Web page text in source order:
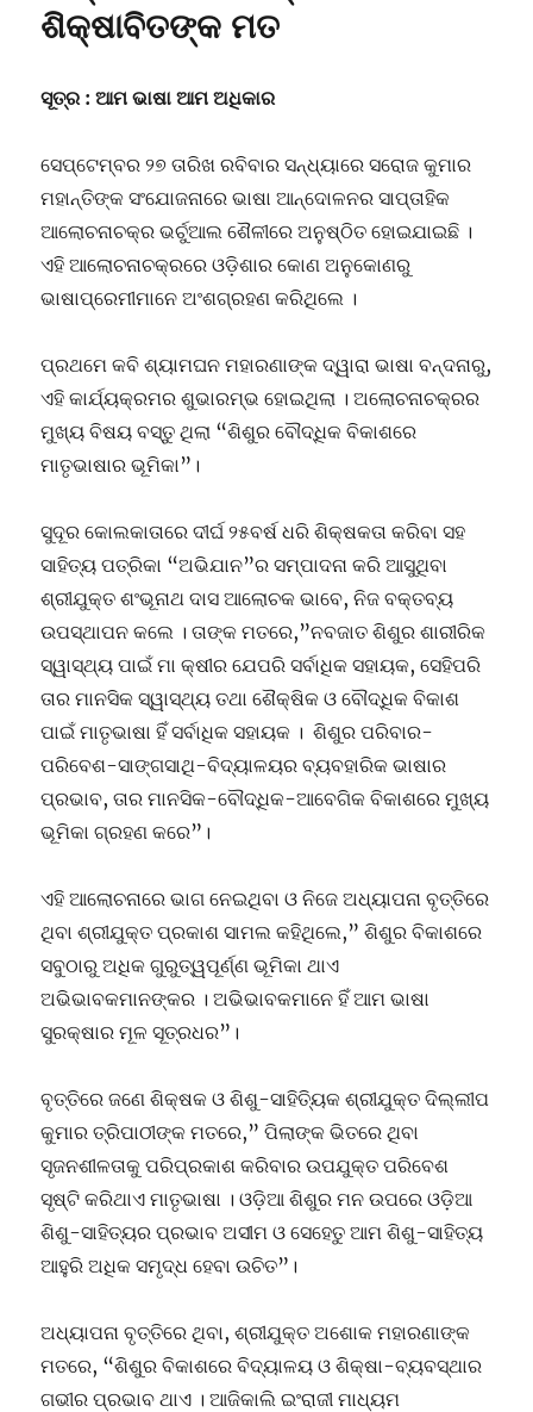
ଶିକ୍ଷାବିତଙ୍କ ମତ
ସୂତ୍ର : ଆମ ଭାଷା ଆମ ଅଧିକାର
ସେପ୍ଟେମ୍ବର ୨୭ ତାରିଖ ରବିବାର ସନ୍ଧ୍ୟାରେ ସରୋଜ କୁମାର
ମହାନ୍ତିଙ୍କ ସଂଯୋଜନାରେ ଭାଷା ଆନ୍ଦୋଳନର ସାପ୍ତାହିକ
ଆଲୋଚନାଚକ୍ର ଭର୍ଚୁଆଲ ଶୈଳୀରେ ଅନୁଷ୍ଠିତ ହୋଇଯାଇଛି ।
ଏହି ଆଲୋଚନାଚକ୍ରରେ ଓଡ଼ିଶାର କୋଣ ଅନୁକୋଣରୁ
ଭାଷାପ୍ରେମୀମାନେ ଅଂଶଗ୍ରହଣ କରିଥିଲେ ।
ପ୍ରଥମେ କବି ଶ୍ୟାମଘନ ମହାରଣାଙ୍କ ଦ୍ୱାରା ଭାଷା ବନ୍ଦନାରୁ,
ଏହି କାର୍ଯ୍ୟକ୍ରମର ଶୁଭାରମ୍ଭ ହୋଇଥିଲା । ଅଲୋଚନାଚକ୍ରର
ମୁଖ୍ୟ ବିଷୟ ବସ୍ତୁ ଥିଲା “ଶିଶୁର ବୌଦ୍ଧିକ ବିକାଶରେ
ମାତୃଭାଷାର ଭୂମିକା”।
ସୁଦୂର କୋଲକାତାରେ ଦୀର୍ଘ ୨୫ବର୍ଷ ଧରି ଶିକ୍ଷକତା କରିବା ସହ
ସାହିତ୍ୟ ପତ୍ରିକା “ଅଭିଯାନ”ର ସମ୍ପାଦନା କରି ଆସୁଥିବା
ଶ୍ରୀଯୁକ୍ତ ଶଂଭୂନାଥ ଦାସ ଆଲୋଚକ ଭାବେ, ନିଜ ବକ୍ତବ୍ୟ
ଉପସ୍ଥାପନ କଲେ । ତାଙ୍କ ମତରେ,”ନବଜାତ ଶିଶୁର ଶାରୀରିକ
ସ୍ୱାସ୍ଥ୍ୟ ପାଇଁ ମା କ୍ଷୀର ଯେପରି ସର୍ବାଧିକ ସହାୟକ, ସେହିପରି
ତାର ମାନସିକ ସ୍ୱାସ୍ଥ୍ୟ ତଥା ଶୈକ୍ଷିକ ଓ ବୌଦ୍ଧିକ ବିକାଶ
ପାଇଁ ମାତୃଭାଷା ହିଁ ସର୍ବାଧିକ ସହାୟକ । ଶିଶୁର ପରିବାର-
ପରିବେଶ-ସାଙ୍ଗସାଥି-ବିଦ୍ୟାଳୟର ବ୍ୟବହାରିକ ଭାଷାର
ପ୍ରଭାବ, ତାର ମାନସିକ-ବୌଦ୍ଧିକ-ଆବେଗିକ ବିକାଶରେ ମୁଖ୍ୟ
ଭୂମିକା ଗ୍ରହଣ କରେ”।
ଏହି ଆଲୋଚନାରେ ଭାଗ ନେଇଥିବା ଓ ନିଜେ ଅଧ୍ୟାପନା ବୃତ୍ତିରେ
ଥିବା ଶ୍ରୀଯୁକ୍ତ ପ୍ରକାଶ ସାମଲ କହିଥିଲେ,” ଶିଶୁର ବିକାଶରେ
ସବୁଠାରୁ ଅଧିକ ଗୁରୁତ୍ୱପୂର୍ଣ୍ଣ ଭୂମିକା ଥାଏ
ଅଭିଭାବକମାନଙ୍କର । ଅଭିଭାବକମାନେ ହିଁ ଆମ ଭାଷା
ସୁରକ୍ଷାର ମୂଳ ସୂତ୍ରଧର”।
ବୃତ୍ତିରେ ଜଣେ ଶିକ୍ଷକ ଓ ଶିଶୁ-ସାହିତ୍ୟିକ ଶ୍ରୀଯୁକ୍ତ ଦିଲ୍ଲୀପ
କୁମାର ତ୍ରିପାଠୀଙ୍କ ମତରେ,” ପିଲାଙ୍କ ଭିତରେ ଥିବା
ସୃଜନଶୀଳତାକୁ ପରିପ୍ରକାଶ କରିବାର ଉପଯୁକ୍ତ ପରିବେଶ
ସୃଷ୍ଟି କରିଥାଏ ମାତୃଭାଷା । ଓଡ଼ିଆ ଶିଶୁର ମନ ଉପରେ ଓଡ଼ିଆ
ଶିଶୁ-ସାହିତ୍ୟର ପ୍ରଭାବ ଅସୀମ ଓ ସେହେତୁ ଆମ ଶିଶୁ-ସାହିତ୍ୟ
ଆହୁରି ଅଧିକ ସମୃଦ୍ଧ ହେବା ଉଚିତ”।
ଅଧ୍ୟାପନା ବୃତ୍ତିରେ ଥିବା, ଶ୍ରୀଯୁକ୍ତ ଅଶୋକ ମହାରଣାଙ୍କ
ମତରେ, “ଶିଶୁର ବିକାଶରେ ବିଦ୍ୟାଳୟ ଓ ଶିକ୍ଷା-ବ୍ୟବସ୍ଥାର
ଗଭୀର ପ୍ରଭାବ ଥାଏ । ଆଜିକାଲି ଇଂରାଜୀ ମାଧ୍ୟମ